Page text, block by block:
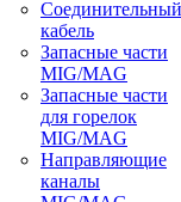
Соединительный
кабель
Запасные части
MIG/MAG
Запасные части
для горелок
MIG/MAG
Направляющие
каналы